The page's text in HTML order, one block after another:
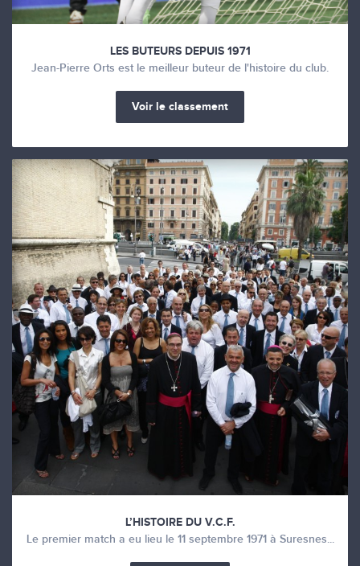
LES BUTEURS DEPUIS 1971
Jean-Pierre Orts est le meilleur buteur de l'histoire du club.
Voir le classement
L’HISTOIRE DU V.C.F.
Le premier match a eu lieu le 11 septembre 1971 à Suresnes...